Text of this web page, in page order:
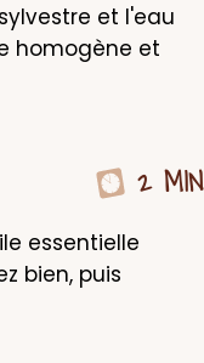
et l'eau
homogène et
2 MIN
essentielle
bien, puis